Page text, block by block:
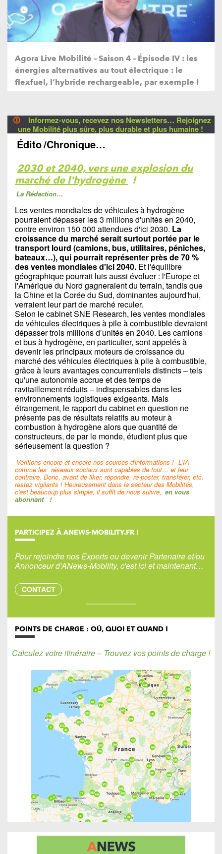
Agora Live Mobilité – Saison 4 – Épisode IV : les
énergies alternatives au tout électrique : le
flexfuel, l’hybride rechargeable, par exemple !
🛈
Informez-vous, recevez nos Newsletters… Rejoignez
une Mobilité plus sûre, plus durable et plus humaine !
Édito/Chronique…
2030 et 2040, vers une explosion du
marché de l'hydrogène !
La Rédaction…
Les ventes mondiales de véhicules à hydrogène
pourraient dépasser les 3 millions d'unités en 2040,
contre environ 150 000 attendues d'ici 2030. La
croissance du marché serait surtout portée par le
transport lourd (camions, bus, utilitaires, péniches,
bateaux…), qui pourrait représenter près de 70 %
des ventes mondiales d'ici 2040. Et l'équilibre
géographique pourrait luis aussi évoluer : l'Europe et
l'Amérique du Nord gagneraient du terrain, tandis que
la Chine et la Corée du Sud, dominantes aujourd'hui,
verraient leur part de marché reculer.
Selon le cabinet SNE Research, les ventes mondiales
de véhicules électriques à pile à combustible devraient
dépasser trois millions d’unités en 2040. Les camions
et bus à hydrogène, en particulier, sont appelés à
devenir les principaux moteurs de croissance du
marché des véhicules électriques à pile à combustible,
grâce à leurs avantages concurrentiels distincts – tels
qu'une autonomie accrue et des temps de
ravitaillement réduits – indispensables dans les
environnements logistiques exigeants. Mais
étrangement, le rapport du cabinet en question ne
présente pas de résultats relatifs au moteur à
combustion à hydrogène alors que quantité de
constructeurs, de par le monde, étudient plus que
sérieusement la question ?
Vérifions encore et encore nos sources d'informations ! L'IA
comme les réseaux sociaux sont capables de tout… et leur
contraire. Donc, avant de liker, répondre, re-poster, transférer, etc.
restez vigilants ! Heureusement dans le secteur des Mobilités,
c'est beaucoup plus simple, il suffit de nous suivre, en vous
abonnant !
PARTICIPEZ À ANEWS-MOBILITY.FR !
Pour rejoindre nos Experts ou devenir Partenaire et/ou
Annonceur d'ANews-Mobility, c'est ici et maintenant…
CONTACT
POINTS DE CHARGE : OÙ, QUOI ET QUAND !
Calculez votre itinéraire – Trouvez vos points de charge !